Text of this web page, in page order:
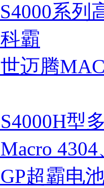
S4000系列
科霸
世迈腾
S4000H型
Macro
GP超霸电